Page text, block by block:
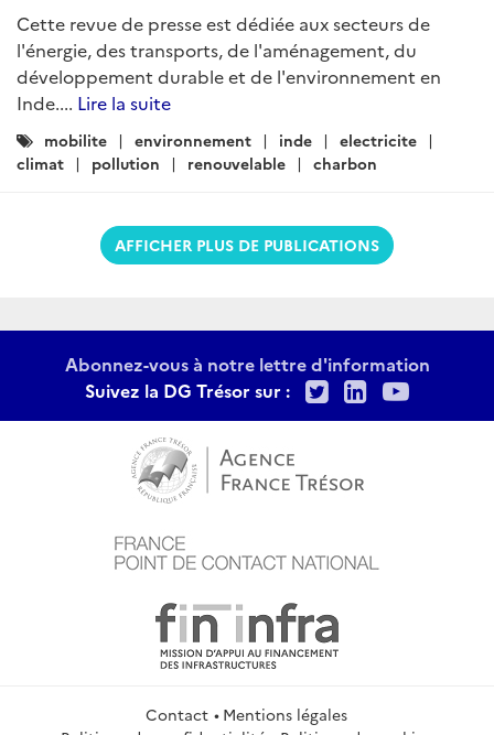
Cette revue de presse est dédiée aux secteurs de
l'énergie, des transports, de l'aménagement, du
développement durable et de l'environnement en
Inde.... Lire la suite
Catégories
:
mobilite environnement inde
electricite
climat
pollution renouvelable charbon
AFFICHER PLUS DE PUBLICATIONS
Abonnez-vous à notre lettre d'information
Suivez la DG Trésor sur :
TwitterLinkedIn
Contact
Mentions légales